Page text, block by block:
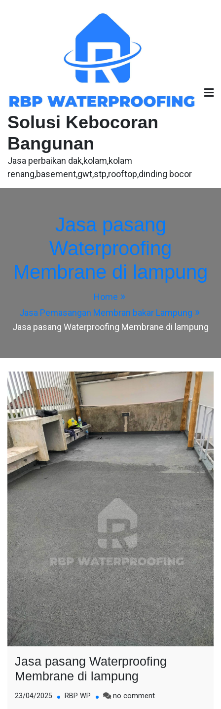
Solusi Kebocoran
Bangunan
Jasa perbaikan dak,kolam,kolam
renang,basement,gwt,stp,rooftop,dinding bocor
Jasa pasang
Waterproofing
Membrane di lampung
Home
Jasa Pemasangan Membran bakar Lampung
Jasa pasang Waterproofing Membrane di lampung
Jasa pasang Waterproofing
Membrane di lampung
23/04/2025 RBP WP no commenton